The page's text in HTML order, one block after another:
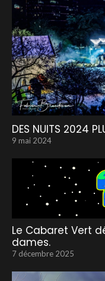
DES NUITS 2024
9 mai 2024
Le Cabaret Vert
dames.
7 décembre 2025